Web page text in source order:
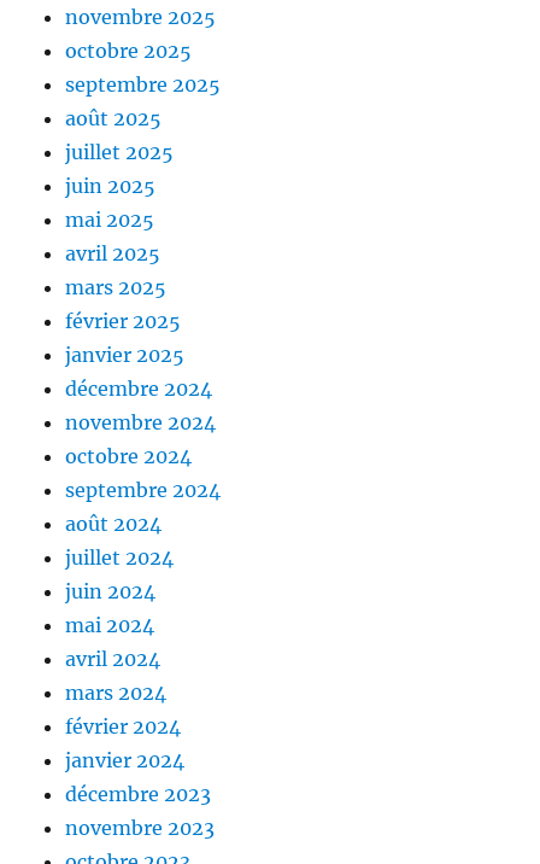
novembre 2025
octobre 2025
septembre 2025
août 2025
juillet 2025
juin 2025
mai 2025
avril 2025
mars 2025
février 2025
janvier 2025
décembre 2024
novembre 2024
octobre 2024
septembre 2024
août 2024
juillet 2024
juin 2024
mai 2024
avril 2024
mars 2024
février 2024
janvier 2024
décembre 2023
novembre 2023